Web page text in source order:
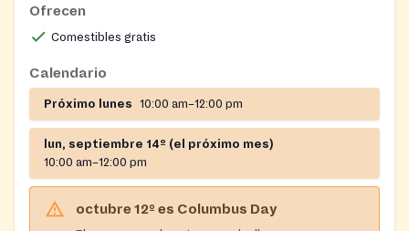
Ofrecen
Comestibles gratis
Calendario
Próximo lunes 10:00 am–12:00 pm
lun, septiembre 14º (el próximo mes)
10:00 am–12:00 pm
octubre 12º es Columbus Day